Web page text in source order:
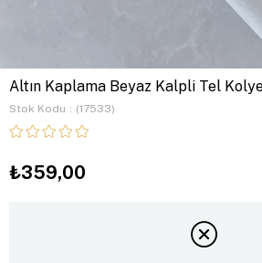
Altın Kaplama Beyaz Kalpli Tel
Stok Kodu (17533)
₺359,00